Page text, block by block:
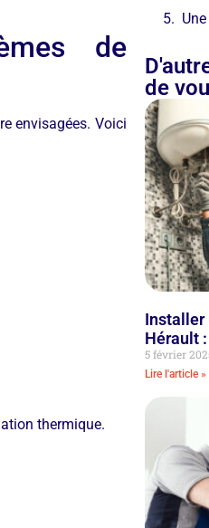
de
envisagées. Voici
thermique.
de
Installer
Hérault
5 février
Lire l'article »